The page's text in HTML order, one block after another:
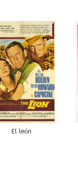
7.0
El león